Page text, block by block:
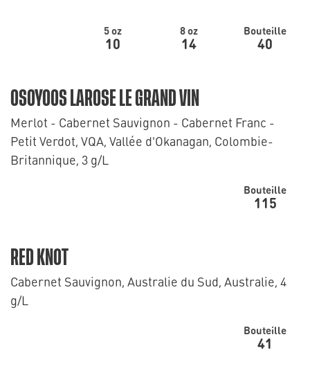
5 oz
10
8 oz
14
Bouteille
40
OSOYOOS LAROSE LE GRAND VIN
Merlot - Cabernet Sauvignon - Cabernet Franc -
Petit Verdot, VQA, Vallée d'Okanagan, Colombie-
Britannique, 3 g/L
Bouteille
115
RED KNOT
Cabernet Sauvignon, Australie du Sud, Australie, 4
g/L
Bouteille
41